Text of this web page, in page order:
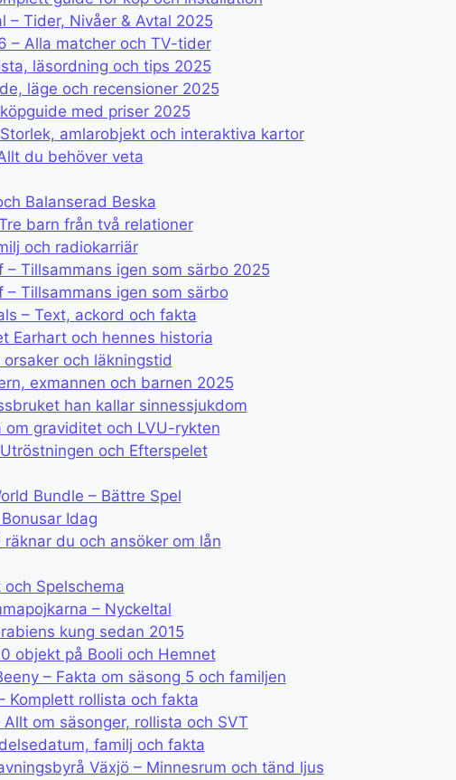
– Tider, Nivåer & Avtal 2025
– Alla matcher och TV-tider
läsordning och tips 2025
läge och recensioner 2025
med priser 2025
amlarobjekt och interaktiva kartor
du behöver veta
Balanserad Beska
barn från två relationer
och radiokarriär
Tillsammans igen som särbo 2025
Tillsammans igen som särbo
– Text, ackord och fakta
Earhart och hennes historia
och läkningstid
exmannen och barnen 2025
han kallar sinnessjukdom
om graviditet och LVU-rykten
och Efterspelet
Bundle – Bättre Spel
Idag
du och ansöker om lån
Spelschema
– Nyckeltal
kung sedan 2015
objekt på Booli och Hemnet
– Fakta om säsong 5 och familjen
Komplett rollista och fakta
om säsonger, rollista och SVT
familj och fakta
Växjö – Minnesrum och tänd ljus